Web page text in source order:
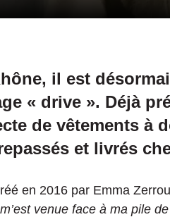
il est
« drive ». Déjà
de vêtements à
et livrés
en 2016 par Emma
m’est venue face à ma pile